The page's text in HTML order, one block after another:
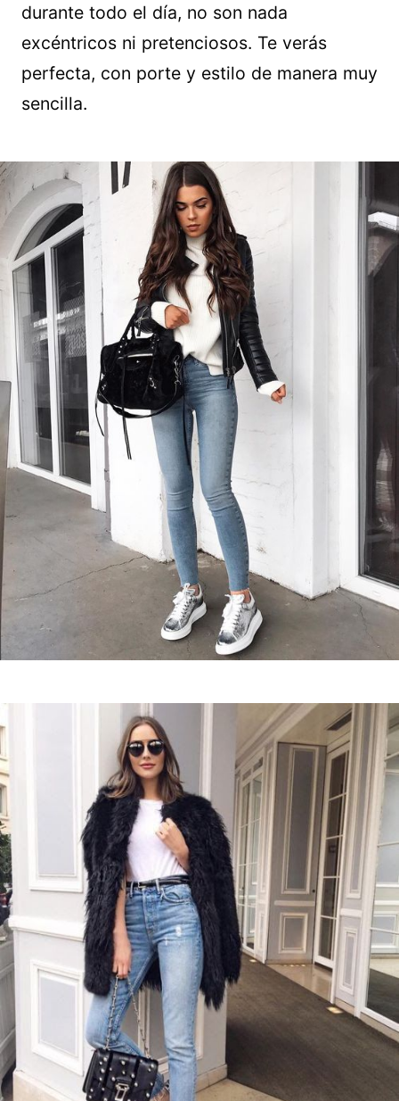
durante todo el día, no son nada
excéntricos ni pretenciosos. Te verás
perfecta, con porte y estilo de manera muy
sencilla.